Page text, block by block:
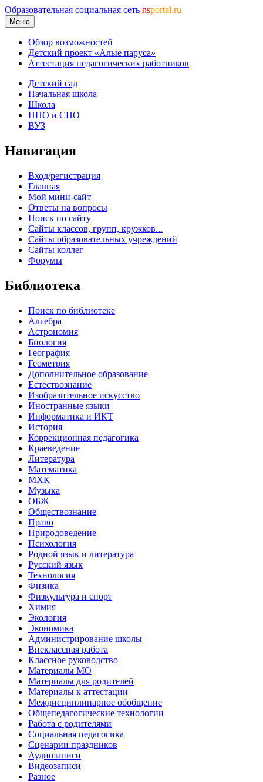
Образовательная социальная сеть nsportal.ru
Меню
Обзор возможностей
Детский проект «Алые паруса»
Аттестация педагогических работников
Детский сад
Начальная школа
Школа
НПО и СПО
ВУЗ
Навигация
Вход/регистрация
Главная
Мой мини-сайт
Ответы на вопросы
Поиск по сайту
Сайты классов, групп, кружков...
Сайты образовательных учреждений
Сайты коллег
Форумы
Библиотека
Поиск по библиотеке
Алгебра
Астрономия
Биология
География
Геометрия
Дополнительное образование
Естествознание
Изобразительное искусство
Иностранные языки
Информатика и ИКТ
История
Коррекционная педагогика
Краеведение
Литература
Математика
МХК
Музыка
ОБЖ
Обществознание
Право
Природоведение
Психология
Родной язык и литература
Русский язык
Технология
Физика
Физкультура и спорт
Химия
Экология
Экономика
Администрирование школы
Внеклассная работа
Классное руководство
Материалы МО
Материалы для родителей
Материалы к аттестации
Междисциплинарное обобщение
Общепедагогические технологии
Работа с родителями
Социальная педагогика
Сценарии праздников
Аудиозаписи
Видеозаписи
Разное